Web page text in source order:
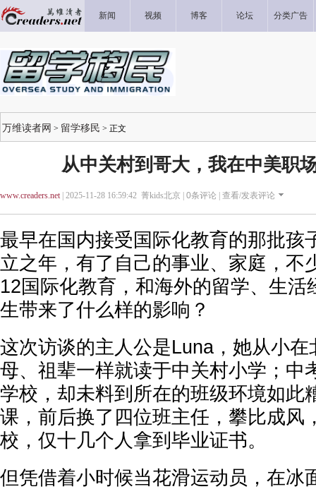
新闻 视频 博客 论坛 分类广告
万维读者网 > 留学移民 > 正文
从中关村到哥大，我在中美职
www.creaders.net| 2025-11-28 16:59:42 菁kids北京 | 0条评论 | 查看/发表评论
最早在国内接受国际化教育的那批孩
立之年，有了自己的事业、家庭，不
12国际化教育，和海外的留学、生活
生带来了什么样的影响？
这次访谈的主人公是Luna，她从小在
母、祖辈一样就读于中关村小学；中
学校，却未料到所在的班级环境如此
课，前后换了四位班主任，攀比成风
校，仅十几个人拿到毕业证书。
但凭借着小时候当花滑运动员，在冰